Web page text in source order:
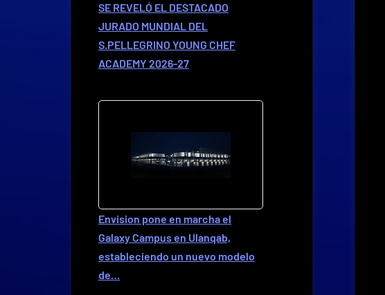
SE REVELÓ EL DESTACADO
JURADO MUNDIAL DEL
S.PELLEGRINO YOUNG CHEF
ACADEMY 2026-27
Envision pone en marcha el
Galaxy Campus en Ulanqab,
estableciendo un nuevo modelo
de…